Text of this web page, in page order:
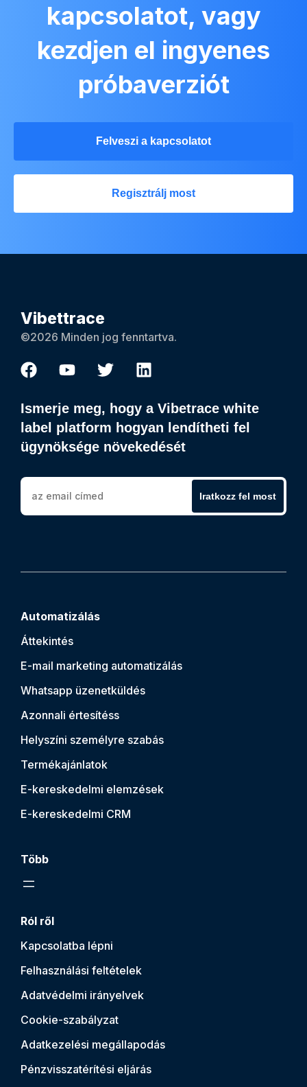
kapcsolatot, vagy
kezdjen el ingyenes
próbaverziót
Felveszi a kapcsolatot
Regisztrálj most
Vibettrace
©2026 Minden jog fenntartva.
Ismerje meg, hogy a Vibetrace white
label platform hogyan lendítheti fel
ügynöksége növekedését
Iratkozz fel most
Automatizálás
Áttekintés
E-mail marketing automatizálás
Whatsapp üzenetküldés
Azonnali értesítéss
Helyszíni személyre szabás
Termékajánlatok
E-kereskedelmi elemzések
E-kereskedelmi CRM
Több
Ról ről
Kapcsolatba lépni
Felhasználási feltételek
Adatvédelmi irányelvek
Cookie-szabályzat
Adatkezelési megállapodás
Pénzvisszatérítési eljárás